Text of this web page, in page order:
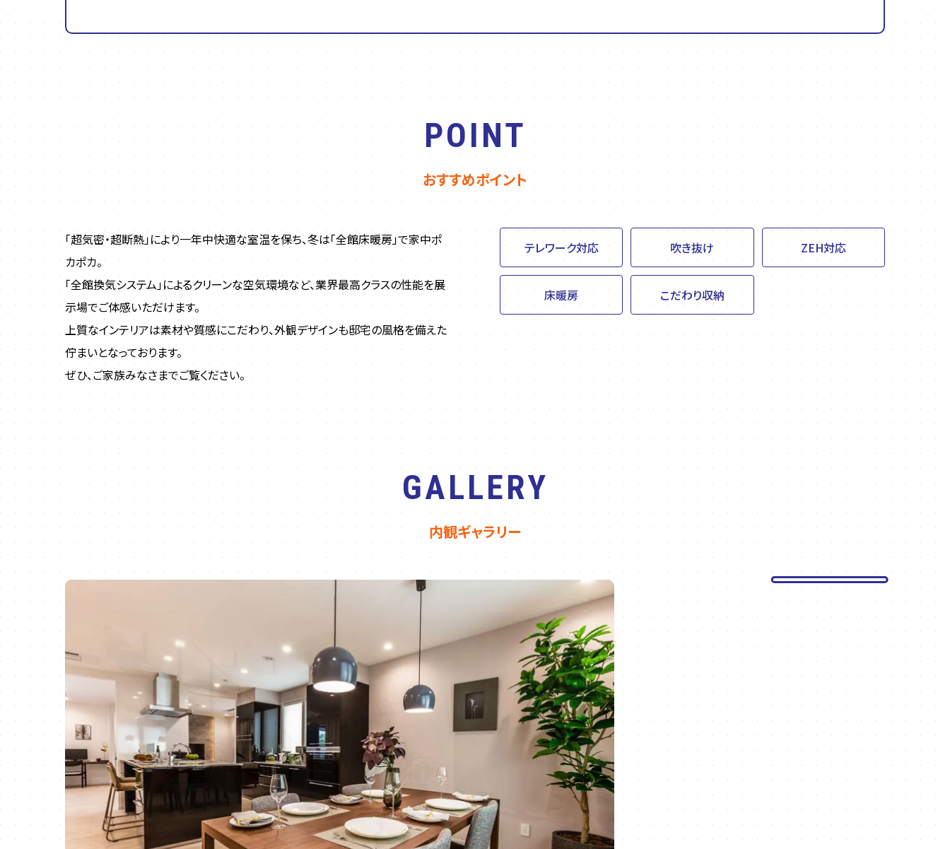
POINT
おすすめポイント
「超気密・超断熱」により一年中快適な室温を保ち、冬は「全館床暖房」で家中ポ
カポカ。
「全館換気システム」によるクリーンな空気環境など、業界最高クラスの性能を展
示場でご体感いただけます。
上質なインテリアは素材や質感にこだわり、外観デザインも邸宅の風格を備えた
佇まいとなっております。
ぜひ、ご家族みなさまでご覧ください。
テレワーク対応 吹き抜け ZEH対応
床暖房 こだわり収納
GALLERY
内観ギャラリー